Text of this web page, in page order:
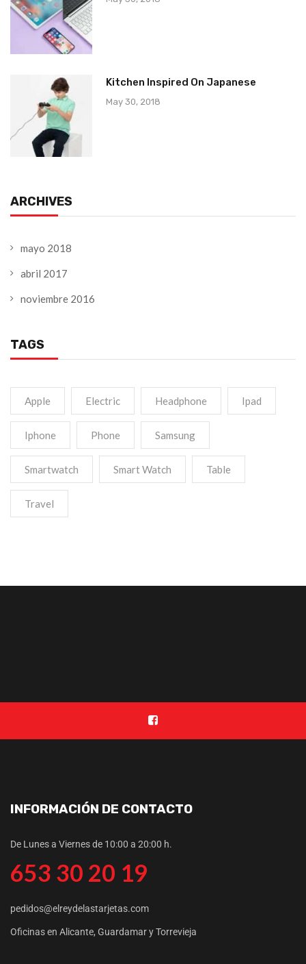
Kitchen Inspired On Japanese
May 30, 2018
ARCHIVES
mayo 2018
abril 2017
noviembre 2016
TAGS
Apple Electric Headphone Ipad
Iphone Phone Samsung
Smartwatch Smart Watch Table
Travel
INFORMACIÓN DE CONTACTO
De Lunes a Viernes de 10:00 a 20:00 h.
653 30 20 19
pedidos@elreydelastarjetas.com
Oficinas en Alicante, Guardamar y Torrevieja